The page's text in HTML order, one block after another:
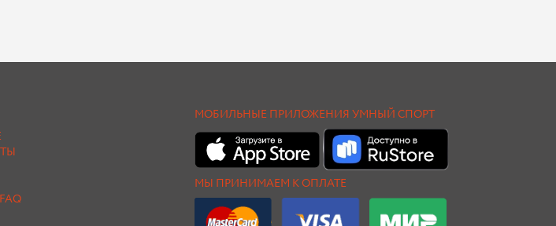
МОБИЛЬНЫЕ ПРИЛОЖЕНИЯ УМНЫЙ СПОРТ
МЫ ПРИНИМАЕМ К ОПЛАТЕ